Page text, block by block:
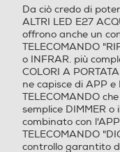
Da ciò credo di
ALTRI LED E27
offrono anche un
TELECOMANDO
o INFRAR. più
COLORI A
ne capisce di APP e
TELECOMANDO
semplice DIMMER o
combinato con
TELECOMANDO
controllo garantito